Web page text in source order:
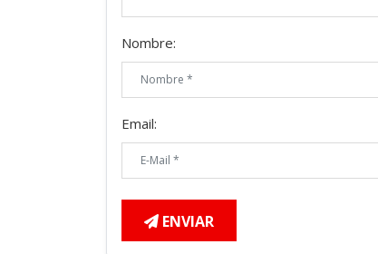
Nombre:
Email:
ENVIAR